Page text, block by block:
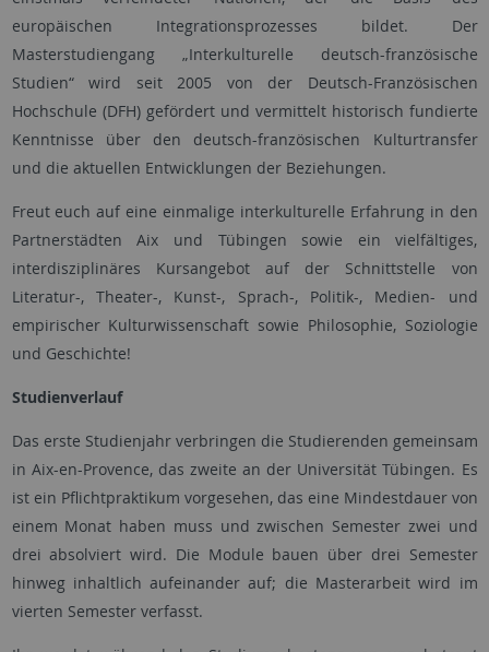
europäischen Integrationsprozesses bildet. Der
Masterstudiengang „Interkulturelle deutsch-französische
Studien“ wird seit 2005 von der Deutsch-Französischen
Hochschule (DFH) gefördert und vermittelt historisch fundierte
Kenntnisse über den deutsch-französischen Kulturtransfer
und die aktuellen Entwicklungen der Beziehungen.
Freut euch auf eine einmalige interkulturelle Erfahrung in den
Partnerstädten Aix und Tübingen sowie ein vielfältiges,
interdisziplinäres Kursangebot auf der Schnittstelle von
Literatur-, Theater-, Kunst-, Sprach-, Politik-, Medien- und
empirischer Kulturwissenschaft sowie Philosophie, Soziologie
und Geschichte!
Studienverlauf
Das erste Studienjahr verbringen die Studierenden gemeinsam
in Aix-en-Provence, das zweite an der Universität Tübingen. Es
ist ein Pflichtpraktikum vorgesehen, das eine Mindestdauer von
einem Monat haben muss und zwischen Semester zwei und
drei absolviert wird. Die Module bauen über drei Semester
hinweg inhaltlich aufeinander auf; die Masterarbeit wird im
vierten Semester verfasst.